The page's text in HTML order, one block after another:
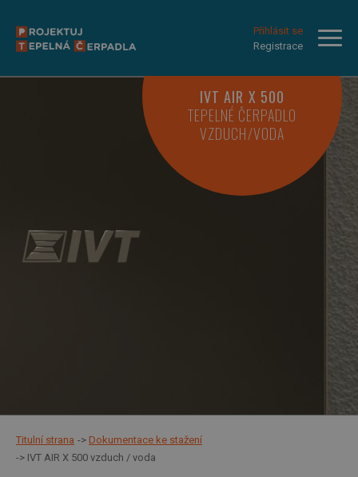
Přihlásit se
Registrace
IVT AIR X 500
TEPELNÉ ČERPADLO
VZDUCH/VODA
Titulní strana
Dokumentace ke stažení
IVT AIR X 500 vzduch / voda